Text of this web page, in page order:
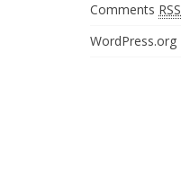
Comments RSS
WordPress.org